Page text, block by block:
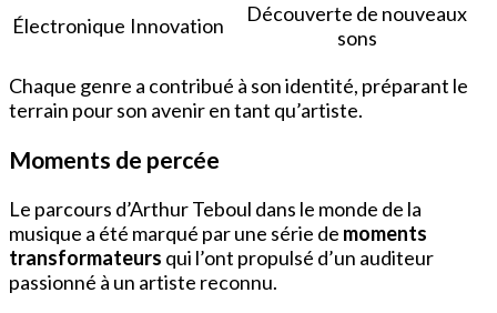
Électronique Innovation
Découverte de nouveaux
sons
Chaque genre a contribué à son identité, préparant le
terrain pour son avenir en tant qu’artiste.
Moments de percée
Le parcours d’Arthur Teboul dans le monde de la
musique a été marqué par une série de moments
transformateurs qui l’ont propulsé d’un auditeur
passionné à un artiste reconnu.